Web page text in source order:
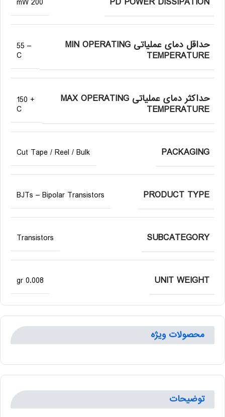
200 mW
حداقل دمای عملیاتی MIN OPERATING
TEMPERATURE
– 55
C
حداکثر دمای عملیاتی MAX OPERATING
TEMPERATURE
+ 150
C
PACKAGING
Cut Tape / Reel / Bulk
PRODUCT TYPE
BJTs – Bipolar Transistors
SUBCATEGORY
Transistors
UNIT WEIGHT
0.008 gr
محصولات ویژه
توضیحات